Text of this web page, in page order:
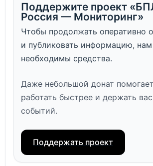
Поддержите проект
Россия — Мониторинг»
Чтобы продолжать оперативно
и публиковать информацию, нам
необходимы средства.
Даже небольшой донат
работать быстрее и держать
событий.
Поддержать проект